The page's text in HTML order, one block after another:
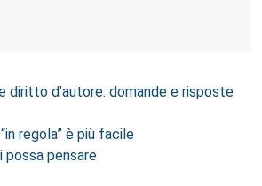
diritto d’autore: domande e risposte
regola” è più facile
possa pensare